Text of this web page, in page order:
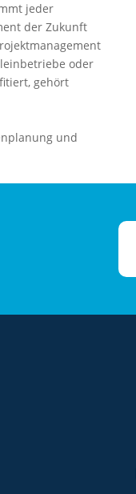
jeder
der Zukunft
oder
gehört
und